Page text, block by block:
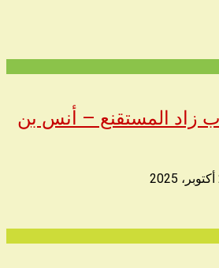
زاد المستقنع – أنس بن